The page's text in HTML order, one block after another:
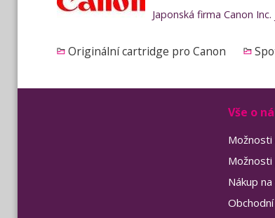
Japonská firma Canon
Originální cartridge pro Canon
Vše o
Nákup